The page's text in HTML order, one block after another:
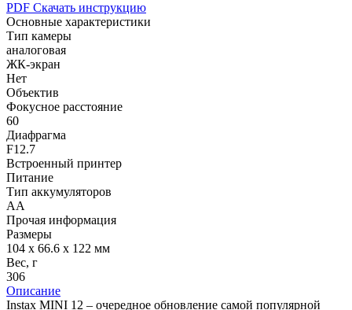
PDF Скачать инструкцию
Основные характеристики
Тип камеры
аналоговая
ЖК-экран
Нет
Объектив
Фокусное расстояние
60
Диафрагма
F12.7
Встроенный принтер
Питание
Тип аккумуляторов
AA
Прочая информация
Размеры
104 х 66.6 х 122 мм
Вес, г
306
Описание
Instax MINI 12 – очередное обновление самой популярной